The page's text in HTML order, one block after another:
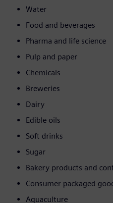
Water
Food and beverages
Pharma and life science
Pulp and paper
Chemicals
Breweries
Dairy
Edible oils
Soft drinks
Sugar
Bakery products and
Consumer packaged
Aquaculture